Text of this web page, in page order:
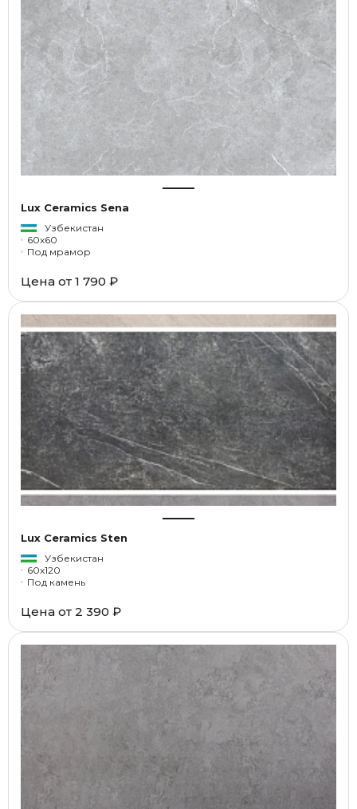
Lux Ceramics Sena
Узбекистан
60x60
Под мрамор
Цена от 1 790 ₽
Lux Ceramics Sten
Узбекистан
60x120
Под камень
Цена от 2 390 ₽